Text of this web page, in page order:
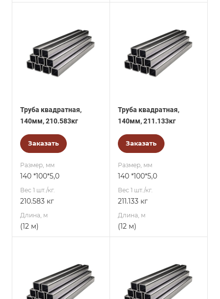
Труба квадратная,
140мм, 210.583кг
Заказать
Размер, мм
140 *100*5,0
Вес 1 шт./кг.
210.583 кг
Длина, м
(12 м)
Труба квадратная,
140мм, 211.133кг
Заказать
Размер, мм
140 *100*5,0
Вес 1 шт./кг.
211.133 кг
Длина, м
(12 м)